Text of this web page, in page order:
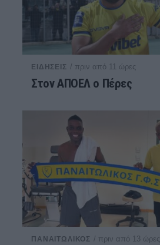
ΕΙΔΗΣΕΙΣ / πριν από 11 ώρες
Στον ΑΠΟΕΛ ο Πέρες
ΠΑΝΑΙΤΩΛΙΚΟΣ / πριν από 13 ώρες